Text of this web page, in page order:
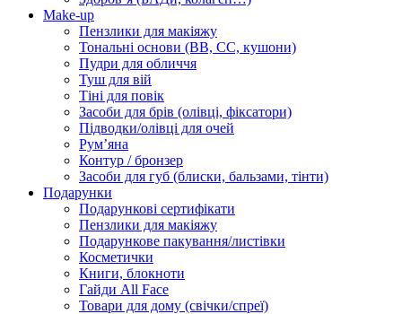
Make-up
Пензлики для макіяжу
Тональні основи (BB, CC, кушони)
Пудри для обличчя
Туш для вій
Тіні для повік
Засоби для брів (олівці, фіксатори)
Підводки/олівці для очей
Румʼяна
Контур / бронзер
Засоби для губ (блиски, бальзами, тінти)
Подарунки
Подарункові сертифікати
Пензлики для макіяжу
Подарункове пакування/листівки
Косметички
Книги, блокноти
Гайди All Face
Товари для дому (свічки/спреї)